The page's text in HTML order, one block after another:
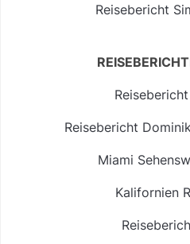
Reisebericht
Reisebericht
Miami
Kalifornien